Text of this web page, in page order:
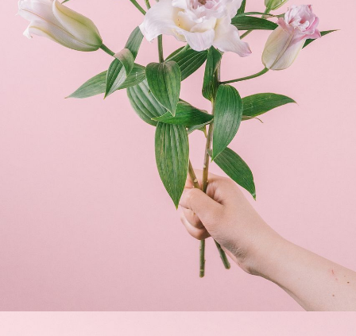
写真と同じものが届く？
商品ページに掲載している写真は、実際にお届けする商
品を撮影したものです。お花は生き物なので、どうして
も色味やサイズ・咲き方に個体差はありますが、できる
だけ写真のイメージに近いものをお届けできるように人
の目でチェックをしています。